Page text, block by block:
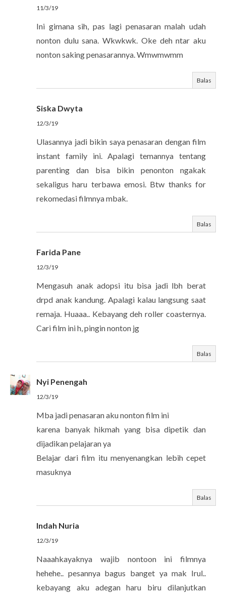
11/3/19
Ini gimana sih, pas lagi penasaran malah udah
nonton dulu sana. Wkwkwk. Oke deh ntar aku
nonton saking penasarannya. Wmwmwmm
Balas
Siska Dwyta
12/3/19
Ulasannya jadi bikin saya penasaran dengan film
instant family ini. Apalagi temannya tentang
parenting dan bisa bikin penonton ngakak
sekaligus haru terbawa emosi. Btw thanks for
rekomedasi filmnya mbak.
Balas
Farida Pane
12/3/19
Mengasuh anak adopsi itu bisa jadi lbh berat
drpd anak kandung. Apalagi kalau langsung saat
remaja. Huaaa.. Kebayang deh roller coasternya.
Cari film ini h, pingin nonton jg
Balas
Nyi Penengah
12/3/19
Mba jadi penasaran aku nonton film ini
karena banyak hikmah yang bisa dipetik dan
dijadikan pelajaran ya
Belajar dari film itu menyenangkan lebih cepet
masuknya
Balas
Indah Nuria
12/3/19
Naaahkayaknya wajib nontoon ini filmnya
hehehe.. pesannya bagus banget ya mak Irul..
kebayang aku adegan haru biru dilanjutkan